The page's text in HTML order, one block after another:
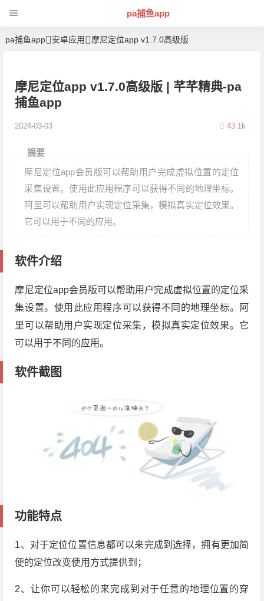
pa捕鱼app
pa捕鱼app 安卓应用 摩尼定位app v1.7.0高级版
摩尼定位app v1.7.0高级版 | 芊芊精典-pa
捕鱼app
2024-03-03 43.1k
摘要
摩尼定位app会员版可以帮助用户完成虚拟位置的定位
采集设置。使用此应用程序可以获得不同的地理坐标。
阿里可以帮助用户实现定位采集，模拟真实定位效果。
它可以用于不同的应用。
软件介绍
摩尼定位app会员版可以帮助用户完成虚拟位置的定位采
集设置。使用此应用程序可以获得不同的地理坐标。阿
里可以帮助用户实现定位采集，模拟真实定位效果。它
可以用于不同的应用。
软件截图
功能特点
1、对于定位位置信息都可以来完成到选择，拥有更加简
便的定位改变使用方式提供到；
2、让你可以轻松的来完成到对于任意的地理位置的穿